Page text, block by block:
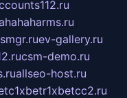
ev-gallery.ru
csm-demo.ru
allseo-host.ru